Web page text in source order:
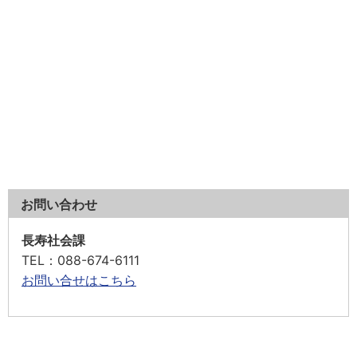
お問い合わせ
長寿社会課
TEL ：088-674-6111
お問い合せはこちら